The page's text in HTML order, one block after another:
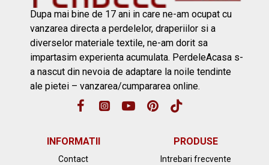
Dupa mai bine de 17 ani in care ne-am ocupat cu
vanzarea directa a perdelelor, draperiilor si a
diverselor materiale textile, ne-am dorit sa
impartasim experienta acumulata. PerdeleAcasa s-
a nascut din nevoia de adaptare la noile tendinte
ale pietei – vanzarea/cumpararea online.
INFORMATII
Contact
PRODUSE
Intrebari frecvente